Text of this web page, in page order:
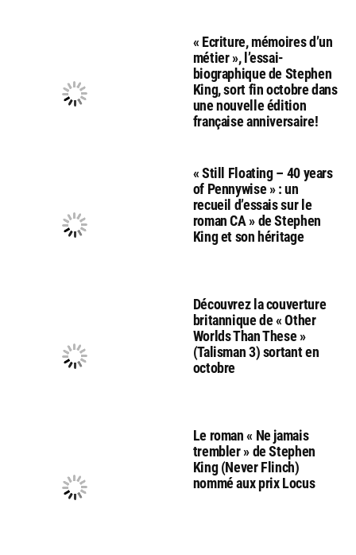
« Ecriture, mémoires d’un
métier », l’essai-
biographique de Stephen
King, sort fin octobre dans
une nouvelle édition
française anniversaire!
« Still Floating – 40 years
of Pennywise » : un
recueil d’essais sur le
roman CA » de Stephen
King et son héritage
Découvrez la couverture
britannique de « Other
Worlds Than These »
(Talisman 3) sortant en
octobre
Le roman « Ne jamais
trembler » de Stephen
King (Never Flinch)
nommé aux prix Locus